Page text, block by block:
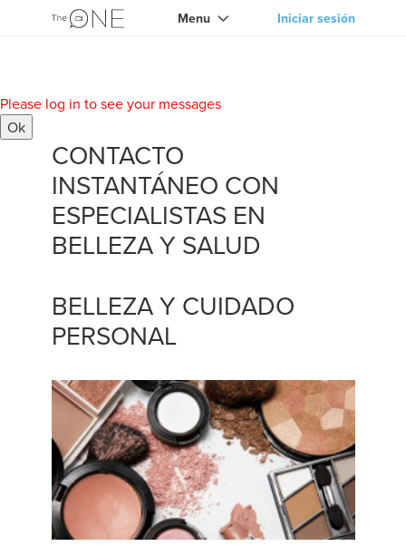
Menu Iniciar sesión
Please log in to see your messages
Ok
CONTACTO
INSTANTÁNEO CON
ESPECIALISTAS EN
BELLEZA Y SALUD
BELLEZA Y CUIDADO
PERSONAL